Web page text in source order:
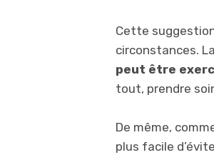
Cette
circonstances.
peut être
tout, prendre
De même,
plus facile